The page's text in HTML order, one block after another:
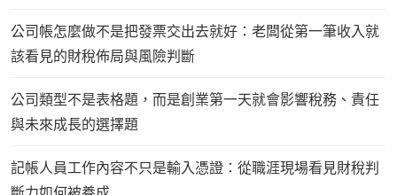
公司帳怎麼做不是把發票交出去就好：老闆從第一筆收入就
該看見的財稅佈局與風險判斷
公司類型不是表格題，而是創業第一天就會影響稅務、責任
與未來成長的選擇題
記帳人員工作內容不只是輸入憑證：從職涯現場看見財稅判